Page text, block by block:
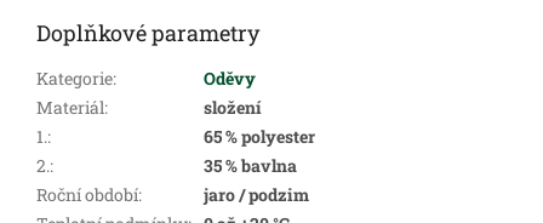
Doplňkové parametry
Kategorie:
Oděvy
Materiál:
složení
1.:
65 % polyester
2.:
35 % bavlna
Roční období:
jaro / podzim